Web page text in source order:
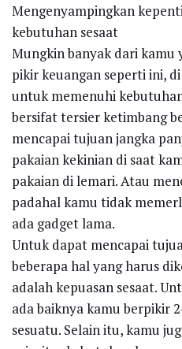
Mengenyampingkan
kebutuhan sesaat
Mungkin banyak dari kamu
pikir keuangan seperti ini,
untuk memenuhi
bersifat tersier ketimbang
mencapai tujuan jangka
pakaian kekinian di saat
pakaian di lemari. Atau
padahal kamu tidak
ada gadget lama.
Untuk dapat mencapai
beberapa hal yang harus
adalah kepuasan sesaat.
ada baiknya kamu berpikir
sesuatu. Selain itu, kamu